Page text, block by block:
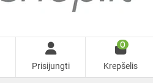
Prisijungti
0
Krepšelis